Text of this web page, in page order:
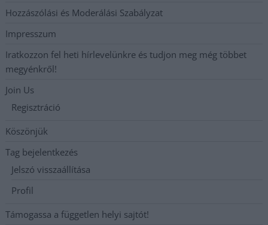
Hozzászólási és Moderálási Szabályzat
Impresszum
Iratkozzon fel heti hírlevelünkre és tudjon meg még többet
megyénkről!
Join Us
Regisztráció
Köszönjük
Tag bejelentkezés
Jelszó visszaállítása
Profil
Támogassa a független helyi sajtót!